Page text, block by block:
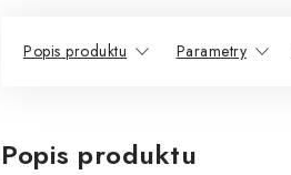
Popis produktu Parametry
Popis produktu